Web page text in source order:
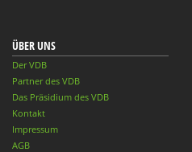
ÜBER UNS
Der VDB
Partner des VDB
Das Präsidium des VDB
Kontakt
Impressum
AGB